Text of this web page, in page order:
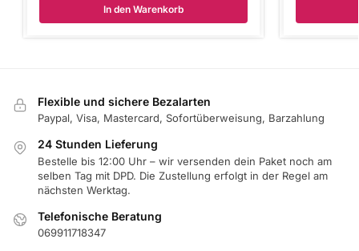
In den Warenkorb
Flexible und sichere Bezalarten
Paypal, Visa, Mastercard, Sofortüberweisung, Barzahlung
24 Stunden Lieferung
Bestelle bis 12:00 Uhr – wir versenden dein Paket noch am
selben Tag mit DPD. Die Zustellung erfolgt in der Regel am
nächsten Werktag.
Telefonische Beratung
069911718347